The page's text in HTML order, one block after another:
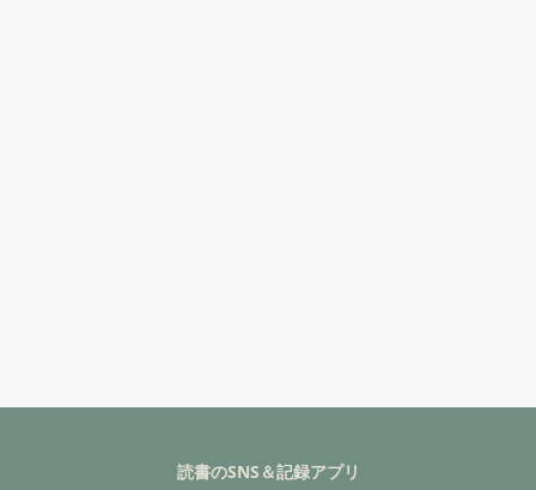
読書のSNS＆記録アプリ